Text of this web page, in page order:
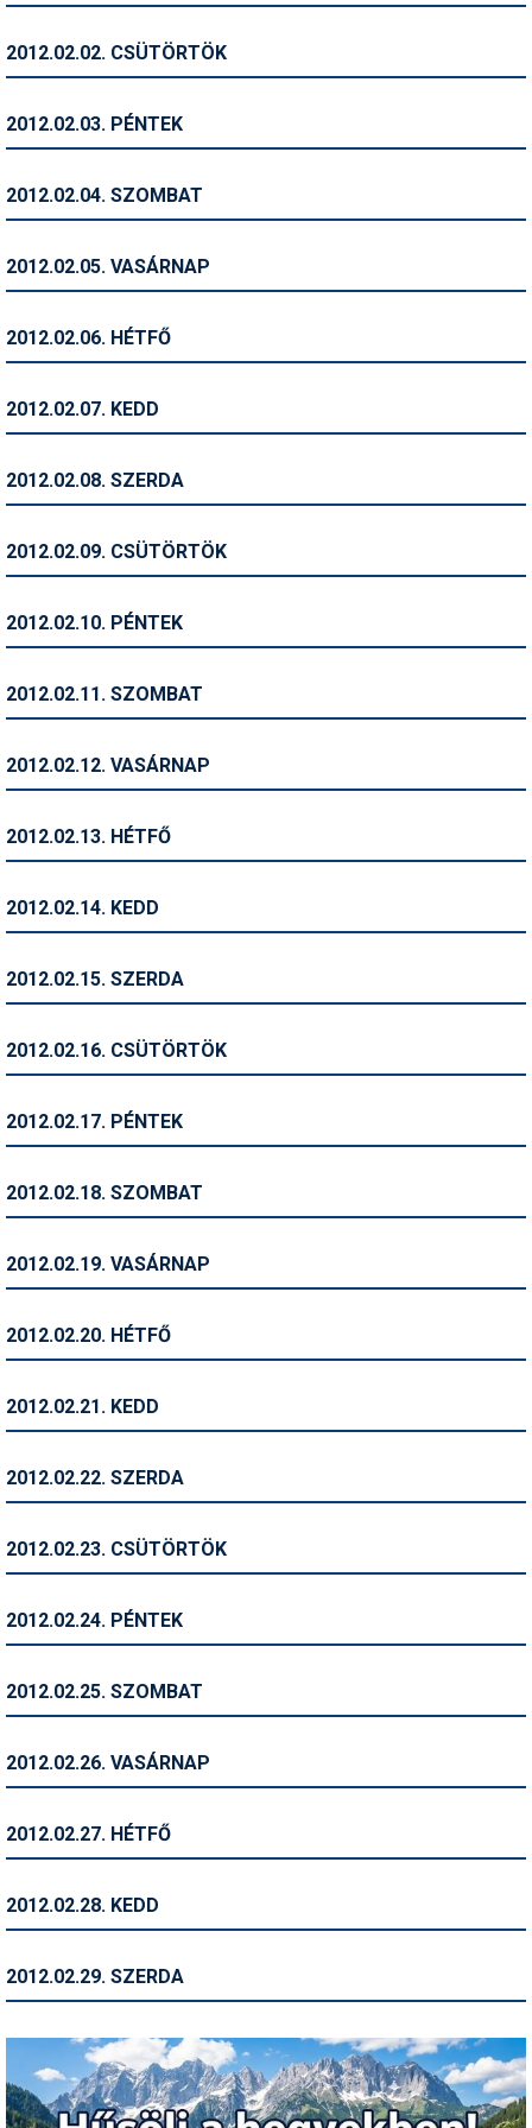
Ingatlan
Kerékpár
Magazinok
Pályázatok
Síbérletárak
Sífelszerelés
Símánia
Síszerviz
Snowboard
Szakértők
Telemark
Történelem
Utazási tippek
2012.02.02. CSÜTÖRTÖK
2012.02.03. PÉNTEK
2012.02.04. SZOMBAT
2012.02.05. VASÁRNAP
2012.02.06. HÉTFŐ
2012.02.07. KEDD
2012.02.08. SZERDA
2012.02.09. CSÜTÖRTÖK
2012.02.10. PÉNTEK
2012.02.11. SZOMBAT
2012.02.12. VASÁRNAP
2012.02.13. HÉTFŐ
2012.02.14. KEDD
2012.02.15. SZERDA
2012.02.16. CSÜTÖRTÖK
2012.02.17. PÉNTEK
2012.02.18. SZOMBAT
2012.02.19. VASÁRNAP
2012.02.20. HÉTFŐ
2012.02.21. KEDD
2012.02.22. SZERDA
2012.02.23. CSÜTÖRTÖK
2012.02.24. PÉNTEK
2012.02.25. SZOMBAT
2012.02.26. VASÁRNAP
2012.02.27. HÉTFŐ
2012.02.28. KEDD
2012.02.29. SZERDA